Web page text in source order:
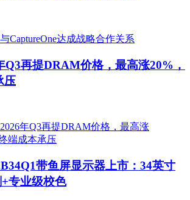
Q3再提DRAM价格，最高涨20%，
压
带鱼屏显示器上市：34英寸
专业级校色